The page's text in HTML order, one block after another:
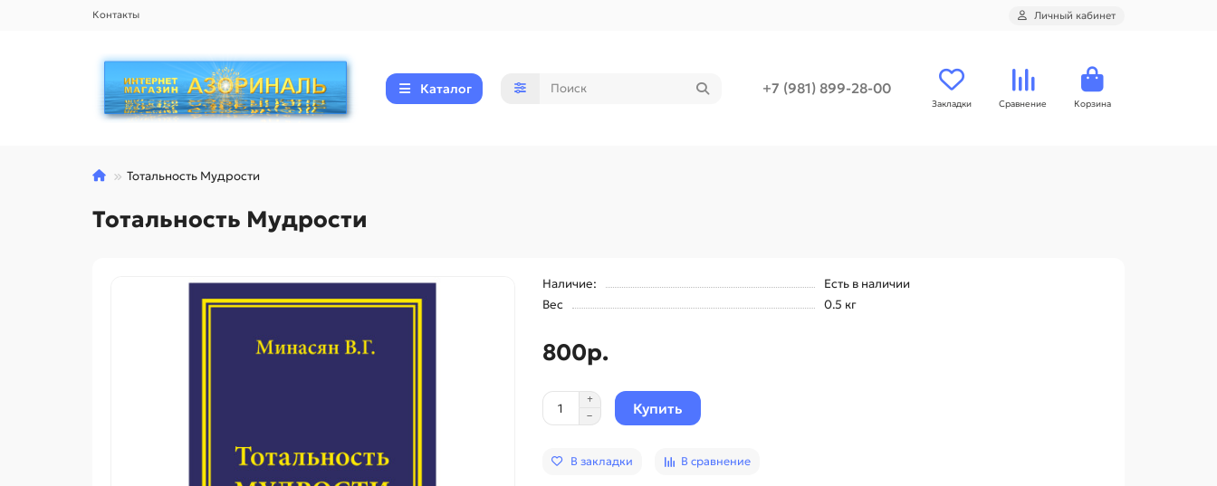
Контакты Личный кабинет
Каталог +7 (981) 899-28-00
Закладки Сравнение Корзина
Тотальность Мудрости
Тотальность Мудрости
Наличие:
Есть в наличии
Вес
0.5 кг
800р.
Купить
В закладки В сравнение